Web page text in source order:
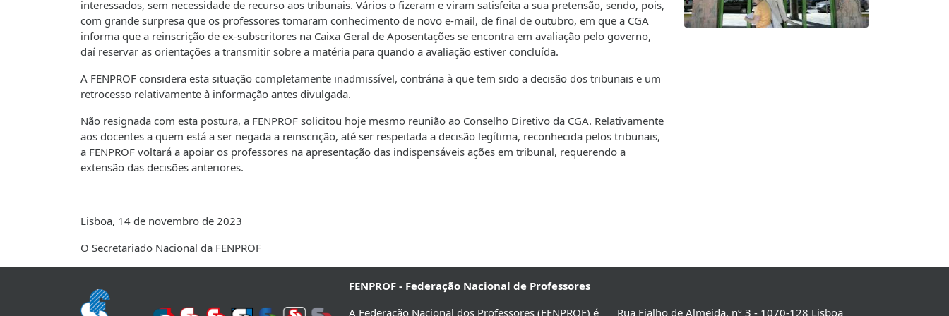
interessados, sem necessidade de recurso aos tribunais. Vários o fizeram e viram satisfeita a sua pretensão, sendo, pois,
com grande surpresa que os professores tomaram conhecimento de novo e-mail, de final de outubro, em que a CGA
informa que a reinscrição de ex-subscritores na Caixa Geral de Aposentações se encontra em avaliação pelo governo,
daí reservar as orientações a transmitir sobre a matéria para quando a avaliação estiver concluída.
A FENPROF considera esta situação completamente inadmissível, contrária à que tem sido a decisão dos tribunais e um
retrocesso relativamente à informação antes divulgada.
Não resignada com esta postura, a FENPROF solicitou hoje mesmo reunião ao Conselho Diretivo da CGA. Relativamente
aos docentes a quem está a ser negada a reinscrição, até ser respeitada a decisão legítima, reconhecida pelos tribunais,
a FENPROF voltará a apoiar os professores na apresentação das indispensáveis ações em tribunal, requerendo a
extensão das decisões anteriores.
Lisboa, 14 de novembro de 2023
O Secretariado Nacional da FENPROF
FENPROF - Federação Nacional de Professores
A Federação Nacional dos Professores (FENPROF) é
Rua Fialho de Almeida, nº 3 - 1070-128 Lisboa